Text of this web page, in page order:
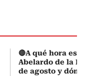
🔴A qué hora es
Abelardo de la
de agosto y